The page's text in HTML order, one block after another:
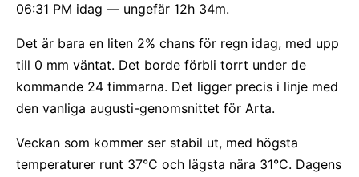
06:31 PM idag — ungefär 12h 34m.
Det är bara en liten 2% chans för regn idag, med upp
till 0 mm väntat. Det borde förbli torrt under de
kommande 24 timmarna. Det ligger precis i linje med
den vanliga augusti-genomsnittet för Arta.
Veckan som kommer ser stabil ut, med högsta
temperaturer runt 37°C och lägsta nära 31°C. Dagens